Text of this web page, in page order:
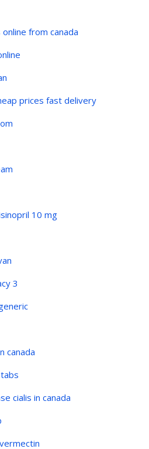
from canada
prices fast delivery
10 mg
3
canada
cialis in canada